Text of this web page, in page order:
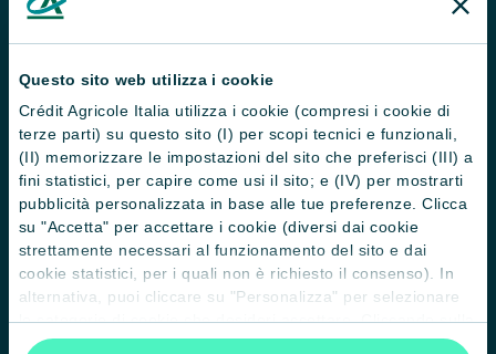
Questo sito web utilizza i cookie
Crédit Agricole Italia utilizza i cookie (compresi i cookie di
terze parti) su questo sito (I) per scopi tecnici e funzionali,
(II) memorizzare le impostazioni del sito che preferisci (III) a
fini statistici, per capire come usi il sito; e (IV) per mostrarti
pubblicità personalizzata in base alle tue preferenze. Clicca
su "Accetta" per accettare i cookie (diversi dai cookie
strettamente necessari al funzionamento del sito e dai
cookie statistici, per i quali non è richiesto il consenso). In
alternativa, puoi cliccare su "Personalizza" per selezionare
le categorie di cookie che desideri accettare. Cliccando sulla
“X” le impostazioni predefinite vengono lasciate invariate e
Successioni
News e Magazine
Guide
Normative
Disconoscimento operazioni
Informative
Informativa sulla sostenibilità nel settore dei servizi finanziari
Informativa sulla presa in considerazione dei PAI